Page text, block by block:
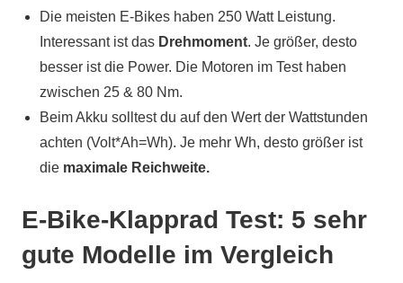
Die meisten E-Bikes haben 250 Watt Leistung.
Interessant ist das Drehmoment. Je größer, desto
besser ist die Power. Die Motoren im Test haben
zwischen 25 & 80 Nm.
Beim Akku solltest du auf den Wert der Wattstunden
achten (Volt*Ah=Wh). Je mehr Wh, desto größer ist
die maximale Reichweite.
E-Bike-Klapprad Test: 5 sehr
gute Modelle im Vergleich